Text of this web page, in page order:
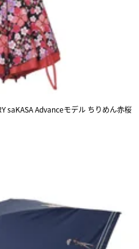
saKASA Advanceモデル ちりめん赤桜